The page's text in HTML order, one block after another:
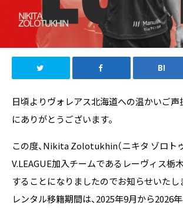
日頃よりヴォレアス北海道への温かいご声
にありがとうございます。
この度、Nikita Zolotukhin（ニキタ ゾロトゥ
V.LEAGUE加入チームであるレーヴィス栃
することになりましたのでお知らせいたし
レンタル移籍期間は、2025年9月から2026